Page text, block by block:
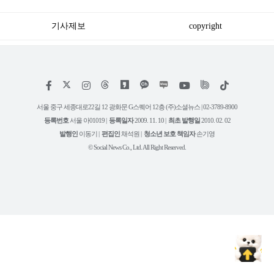
기사제보 copyright
페
스
인
타
램
위
트
유
튜
틱
서울 중구 세종대로22길 12 광화문 G스퀘어 12층 (주)소셜뉴스 | 02-3789-8900
등록번호 서울 아01019 | 등록일자2009. 11. 10 | 최초 발행일2010. 02. 02
발행인 이동기 | 편집인채석원 | 청소년 보호 책임자손기영
© Social News Co., Ltd. All Right Reserved.